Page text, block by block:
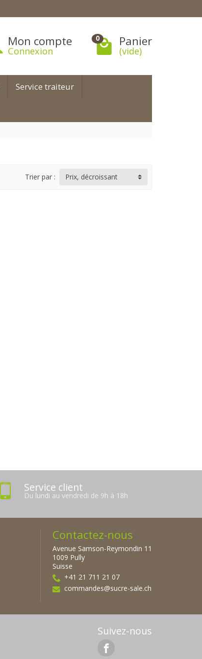
Mon compte
Connexion
0 Panier
(vide)
Service traiteur
Trier par : Prix, décroissant
Service client
Du lundi au vendredi de 9h à 18h
Contactez-nous
Avenue Samson-Reymondin 11
1009 Pully
Suisse
+41 21 711 21 07
commandes@sucre-sale.ch
Suivez-nous